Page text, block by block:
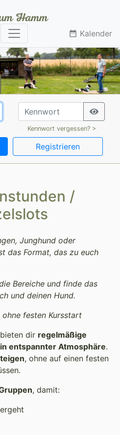
date_range Kalender
Kennwort vergessen? >
Registrieren
/
Junghund oder
das Format, das zu euch
Bereiche und finde das
und deinen Hund.
ohne festen Kursstart
dir regelmäßige
entspannter Atmosphäre.
, ohne auf einen festen
, damit: